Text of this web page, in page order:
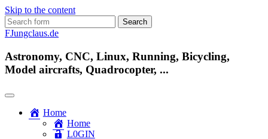
Skip to the content
Search
for:
FJungclaus.de
Astronomy, CNC, Linux, Running, Bicycling,
Model aircrafts, Quadrocopter, ...
Home
Home
L​0​​GIN